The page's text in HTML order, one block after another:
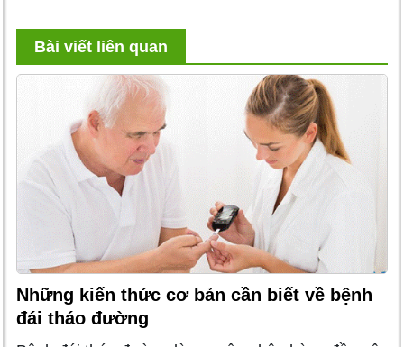
Bài viết liên quan
Những kiến thức cơ bản cần biết về bệnh
đái tháo đường